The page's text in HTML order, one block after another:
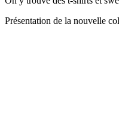
Présentation de la nouvelle